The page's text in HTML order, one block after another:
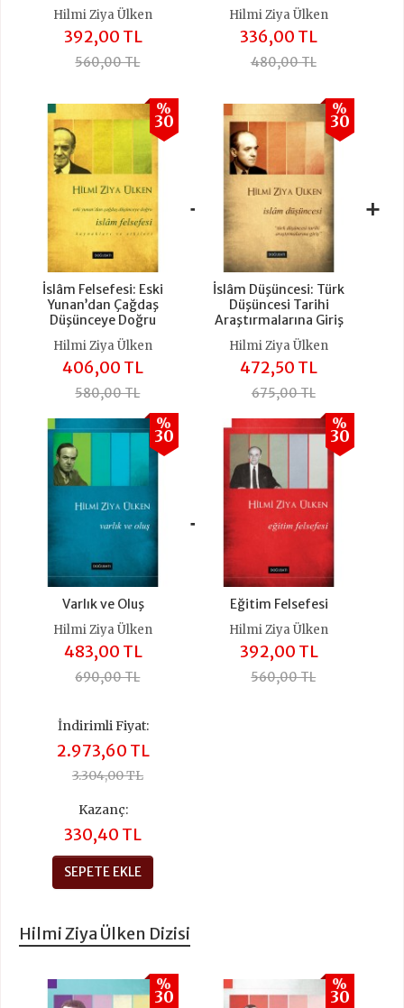
Hilmi Ziya Ülken
392,00 TL
560,00 TL
Hilmi Ziya Ülken
336,00 TL
480,00 TL
İslâm Felsefesi: Eski
Yunan’dan Çağdaş
Düşünceye Doğru
%
30
Hilmi Ziya Ülken
406,00 TL
580,00 TL
+
İslâm Düşüncesi: Türk
Düşüncesi Tarihi
Araştırmalarına Giriş
%
30
Hilmi Ziya Ülken
472,50 TL
675,00 TL
+
Varlık ve Oluş
%
30
Hilmi Ziya Ülken
483,00 TL
690,00 TL
+
Eğitim Felsefesi
%
30
Hilmi Ziya Ülken
392,00 TL
560,00 TL
İndirimli Fiyat:
2.973,60 TL
3.304,00 TL
Kazanç:
330,40 TL
SEPETE EKLE
Hilmi Ziya Ülken Dizisi
%
30
%
30